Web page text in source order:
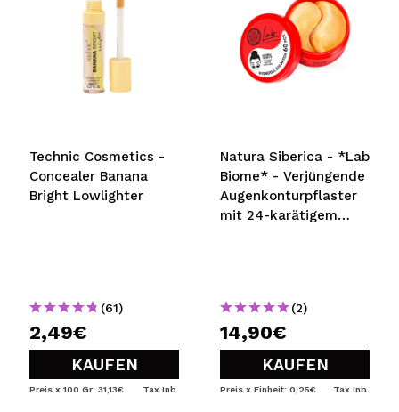
Technic Cosmetics -
Concealer Banana
Bright Lowlighter
(61)
2,49€
KAUFEN
Preis x 100 Gr: 31,13€ Tax Inb.
Natura Siberica - *Lab
Biome* - Verjüngende
Augenkonturpflaster
mit 24-karätigem
(2)
14,90€
KAUFEN
Preis x Einheit: 0,25€ Tax Inb.